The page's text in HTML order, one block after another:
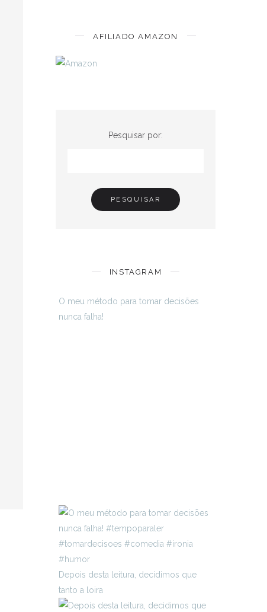
AFILIADO AMAZON
Pesquisar por:
INSTAGRAM
O meu método para tomar decisões
nunca falha!
Depois desta leitura, decidimos que
tanto a loira